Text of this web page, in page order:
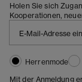
Holen Sie sich
Kooperationen,
Herrenmode
Mit der Anmeldung